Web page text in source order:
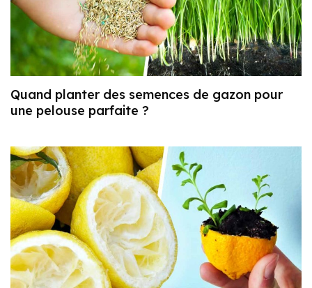
Quand planter des semences de gazon pour
une pelouse parfaite ?